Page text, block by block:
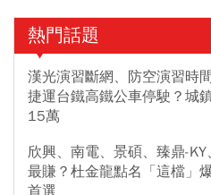
熱門話題
漢光演習斷網、防空演習時
捷運台鐵高鐵公車停駛？城
15萬
欣興、南電、景碩、臻鼎-
最賺？杜金龍點名「這檔」
首選